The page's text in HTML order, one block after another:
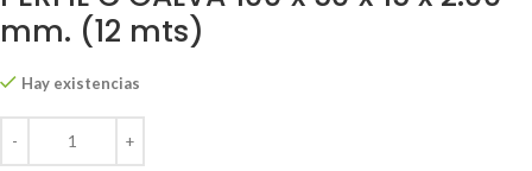
mm. (12 mts)
Hay existencias